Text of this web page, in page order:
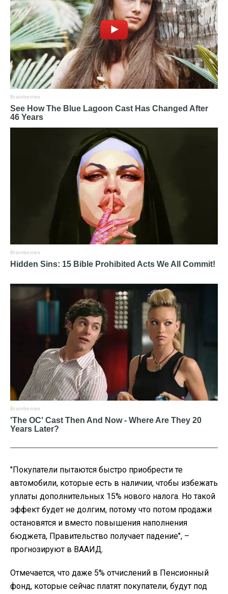
"Покупатели пытаются быстро приобрести те
автомобили, которые есть в наличии, чтобы избежать
уплаты дополнительных 15% нового налога. Но такой
эффект будет не долгим, потому что потом продажи
остановятся и вместо повышения наполнения
бюджета, Правительство получает падение", –
прогнозируют в ВААИД.
Отмечается, что даже 5% отчислений в Пенсионный
фонд, которые сейчас платят покупатели, будут под